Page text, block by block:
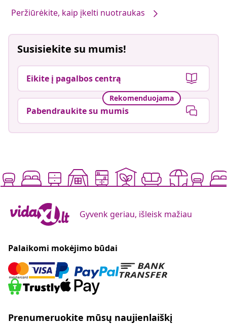
Peržiūrėkite, kaip įkelti nuotraukas
Susisiekite su mumis!
Eikite į pagalbos centrą
Rekomenduojama
Pabendraukite su mumis
Gyvenk geriau, išleisk mažiau
Palaikomi mokėjimo būdai
Prenumeruokite mūsų naujienlaiškį